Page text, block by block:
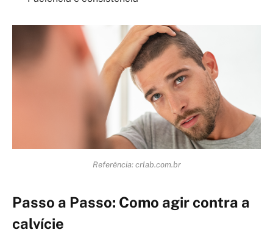
Referência: crlab.com.br
Passo a Passo: Como agir contra a
calvície